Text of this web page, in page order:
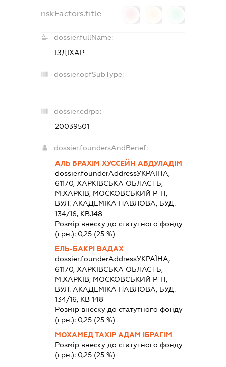
riskFactors.title
dossier.fullName:
ІЗДІХАР
dossier.opfSubType:
-
dossier.edrpo:
20039501
dossier.foundersAndBenef:
АЛЬ БРАХІМ ХУССЕЙН АБДУЛАДІМ
dossier.founderAddressУКРАЇНА,
61170, ХАРКIВСЬКА ОБЛАСТЬ,
М.ХАРКІВ, МОСКОВСЬКИЙ Р-Н,
ВУЛ. АКАДЕМІКА ПАВЛОВА, БУД.
134/16, КВ.148
Розмір внеску до статутного фонду
(грн.): 0,25 (25 %)
ЕЛЬ-БАКРІ ВАДАХ
dossier.founderAddressУКРАЇНА,
61170, ХАРКIВСЬКА ОБЛАСТЬ,
М.ХАРКІВ, МОСКОВСЬКИЙ Р-Н,
ВУЛ. АКАДЕМІКА ПАВЛОВА, БУД.
134/16, КВ 148
Розмір внеску до статутного фонду
(грн.): 0,25 (25 %)
МОХАМЕД ТАХІР АДАМ ІБРАГІМ
Розмір внеску до статутного фонду
(грн.): 0,25 (25 %)